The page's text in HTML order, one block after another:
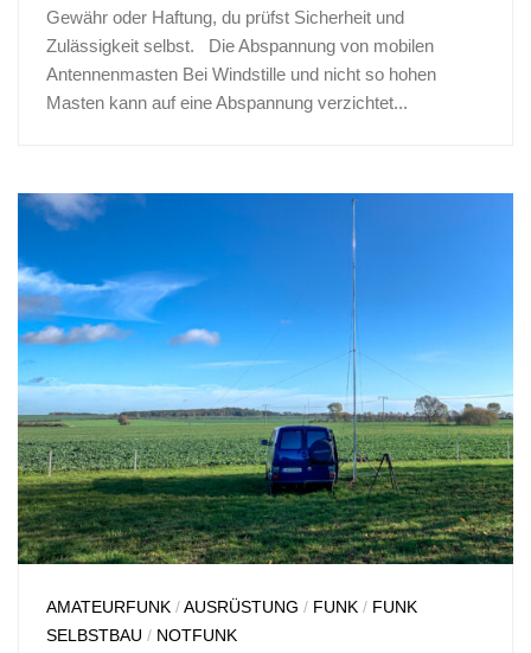
Gewähr oder Haftung, du prüfst Sicherheit und
Zulässigkeit selbst. Die Abspannung von mobilen
Antennenmasten Bei Windstille und nicht so hohen
Masten kann auf eine Abspannung verzichtet...
AMATEURFUNK /AUSRÜSTUNG / FUNK / FUNK
SELBSTBAU / NOTFUNK